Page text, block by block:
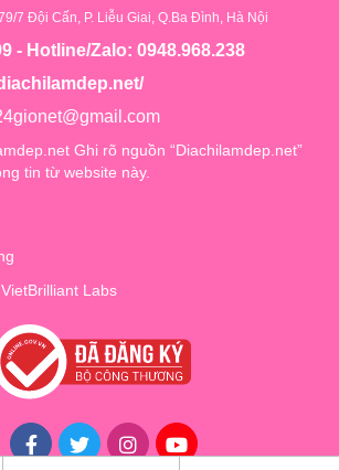
7 Đội Cấn, P. Liễu Giai, Q.Ba Đình, Hà Nội
- Hotline/Zalo: 0948.968.238
Ghi rõ nguồn “Diachilamdep.net”
tin từ website này.
VietBrilliant Labs